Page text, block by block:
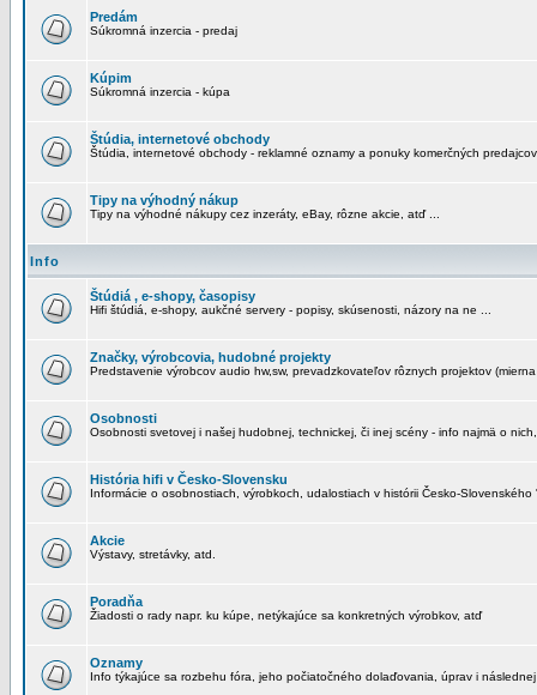
Predám
Súkromná inzercia - predaj
Kúpim
Súkromná inzercia - kúpa
Štúdia, internetové obchody
Štúdia, internetové obchody - reklamné oznamy a ponuky komerčných predajcov
Tipy na výhodný nákup
Tipy na výhodné nákupy cez inzeráty, eBay, rôzne akcie, atď ...
Info
Štúdiá , e-shopy, časopisy
Hifi štúdiá, e-shopy, aukčné servery - popisy, skúsenosti, názory na ne ...
Značky, výrobcovia, hudobné projekty
Predstavenie výrobcov audio hw,sw, prevadzkovateľov rôznych projektov
Osobnosti
Osobnosti svetovej i našej hudobnej, technickej, či inej scény - info najmä o
História hifi v Česko-Slovensku
Informácie o osobnostiach, výrobkoch, udalostiach v histórii Česko-Slovenského
Akcie
Výstavy, stretávky, atd.
Poradňa
Žiadosti o rady napr. ku kúpe, netýkajúce sa konkretných výrobkov, atď
Oznamy
Info týkajúce sa rozbehu fóra, jeho počiatočného dolaďovania, úprav i